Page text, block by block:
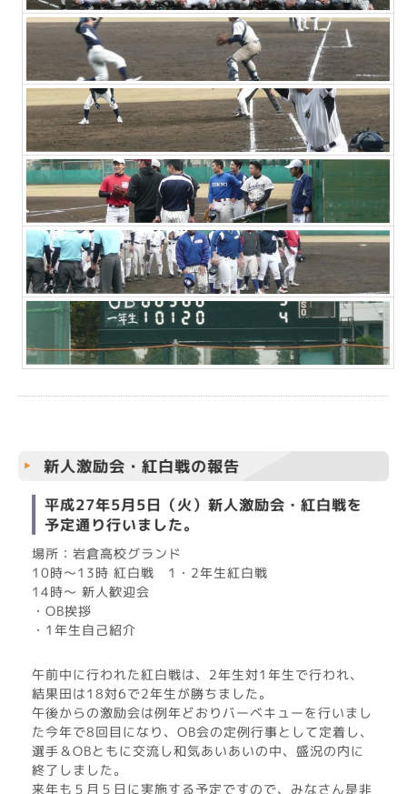
新人激励会・紅白戦の報告
平成27年5月5日（火）新人激励会・紅白戦を
予定通り行いました。
場所：岩倉高校グランド
10時～13時 紅白戦 1・2年生紅白戦
14時～ 新人歓迎会
・OB挨拶
・1年生自己紹介
午前中に行われた紅白戦は、2年生対1年生で行われ、
結果田は18対6で2年生が勝ちました。
午後からの激励会は例年どおりバーベキューを行いまし
た今年で8回目になり、OB会の定例行事として定着し、
選手＆OBともに交流し和気あいあいの中、盛況の内に
終了しました。
来年も５月５日に実施する予定ですので、みなさん是非